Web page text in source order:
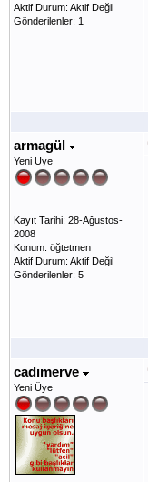
Aktif Durum: Aktif Değil
Gönderilenler: 1
armagül
Yeni Üye
Kayıt Tarihi: 28-Ağustos-
2008
Konum: öğtetmen
Aktif Durum: Aktif Değil
Gönderilenler: 5
cadımerve
Yeni Üye